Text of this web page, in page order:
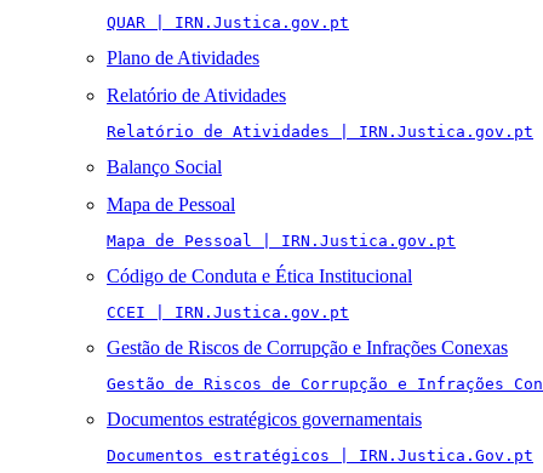
QUAR | IRN.Justica.gov.pt
Plano de Atividades
Relatório de Atividades
Relatório de Atividades | IRN.Justica.gov.pt
Balanço Social
Mapa de Pessoal
Mapa de Pessoal | IRN.Justica.gov.pt
Código de Conduta e Ética Institucional
CCEI | IRN.Justica.gov.pt
Gestão de Riscos de Corrupção e Infrações Conexas
Gestão de Riscos de Corrupção e Infrações
Documentos estratégicos governamentais
Documentos estratégicos | IRN.Justica.Gov.pt